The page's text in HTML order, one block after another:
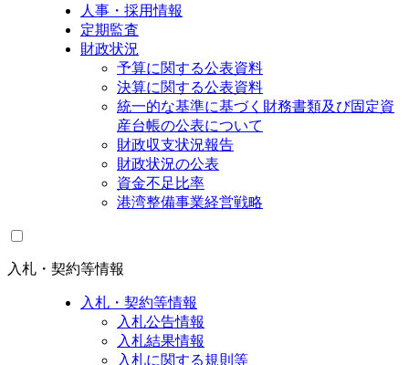
人事・採用情報
定期監査
財政状況
予算に関する公表資料
決算に関する公表資料
統一的な基準に基づく財務書類及び固定資
産台帳の公表について
財政収支状況報告
財政状況の公表
資金不足比率
港湾整備事業経営戦略
入札・契約等情報
入札・契約等情報
入札公告情報
入札結果情報
入札に関する規則等